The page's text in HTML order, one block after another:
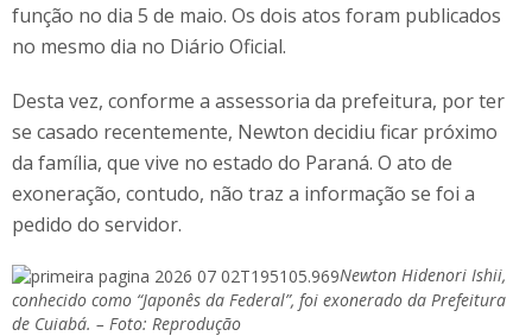
função no dia 5 de maio. Os dois atos foram publicados
no mesmo dia no Diário Oficial.
Desta vez, conforme a assessoria da prefeitura, por ter
se casado recentemente, Newton decidiu ficar próximo
da família, que vive no estado do Paraná. O ato de
exoneração, contudo, não traz a informação se foi a
pedido do servidor.
Newton Hidenori Ishii,
conhecido como “Japonês da Federal”, foi exonerado da Prefeitura
de Cuiabá. – Foto: Reprodução